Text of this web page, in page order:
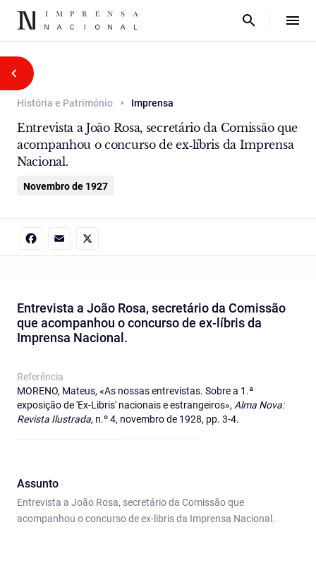
História e Património Imprensa
Entrevista a João Rosa, secretário da Comissão que
acompanhou o concurso de ex‑líbris da Imprensa
Nacional.
Novembro de 1927
Entrevista a João Rosa, secretário da Comissão
que acompanhou o concurso de ex‑líbris da
Imprensa Nacional.
Referência
MORENO, Mateus, «As nossas entrevistas. Sobre a 1.ª
exposição de 'Ex-Libris' nacionais e estrangeiros», Alma Nova:
Revista Ilustrada, n.º 4, novembro de 1928, pp. 3-4.
Assunto
Entrevista a João Rosa, secretário da Comissão que
acompanhou o concurso de ex‑libris da Imprensa Nacional.